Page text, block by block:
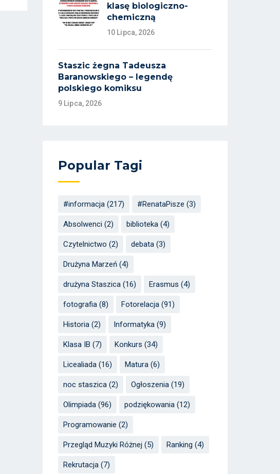
klasę biologiczno-
chemiczną
10 Lipca, 2026
Staszic żegna Tadeusza
Baranowskiego – legendę
polskiego komiksu
9 Lipca, 2026
Popular Tagi
#informacja (217) #RenataPisze (3)
Absolwenci (2) biblioteka (4)
Czytelnictwo (2) debata (3)
Drużyna Marzeń (4)
drużyna Staszica (16) Erasmus (4)
fotografia (8) Fotorelacja (91)
Historia (2) Informatyka (9)
Klasa IB (7) Konkurs (34)
Licealiada (16) Matura (6)
noc staszica (2) Ogłoszenia (19)
Olimpiada (96) podziękowania (12)
Programowanie (2)
Przegląd Muzyki Różnej (5) Ranking (4)
Rekrutacja (7)